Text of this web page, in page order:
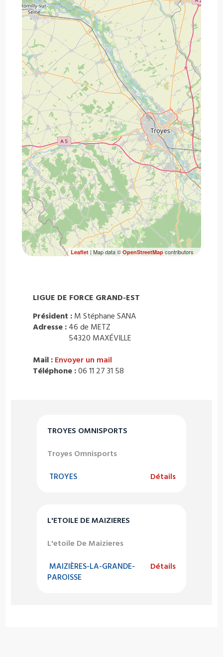
TROYES OMNISPORTS
Troyes Omnisports
TROYES Détails
L'ETOILE DE MAIZIERES
L'etoile De Maizieres
MAIZIÈRES-LA-GRANDE-
PAROISSE
Détails
Leaflet| Map data © OpenStreetMapcontributors
LIGUE DE FORCE GRAND-EST
Président : M Stéphane SANA
Adresse : 46 de METZ
54320 MAXÉVILLE
Mail : Envoyer un mail
Téléphone :06 11 27 31 58